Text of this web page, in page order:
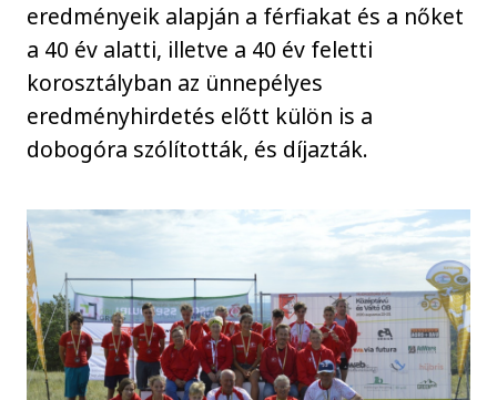
eredményeik alapján a férfiakat és a nőket
a 40 év alatti, illetve a 40 év feletti
korosztályban az ünnepélyes
eredményhirdetés előtt külön is a
dobogóra szólították, és díjazták.